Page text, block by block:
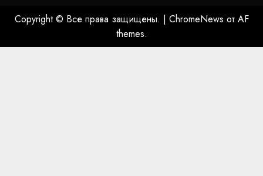
Copyright © Все права защищены. | ChromeNews от AF
themes.